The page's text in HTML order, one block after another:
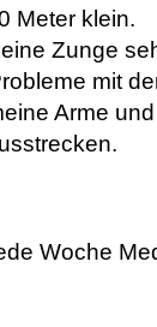
Meter klein.
Zunge
mit
Arme
Woche